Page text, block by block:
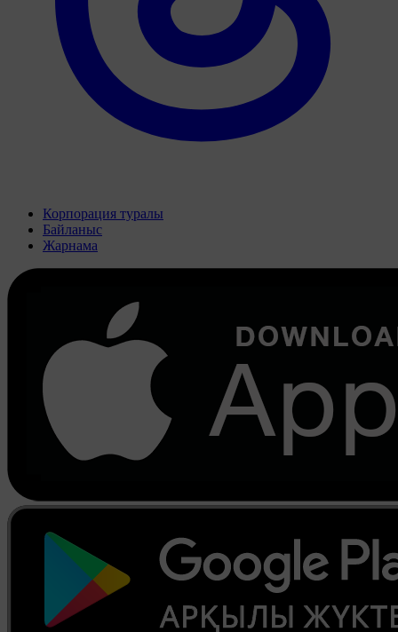
Корпорация туралы
Байланыс
Жарнама